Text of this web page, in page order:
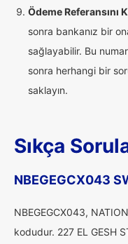
Ödeme Referansını
sonra bankanız bir
sağlayabilir. Bu
sonra herhangi bir
saklayın.
Sıkça
NBEGEGCX043
NBEGEGCX043,
kodudur. 227 EL GESH